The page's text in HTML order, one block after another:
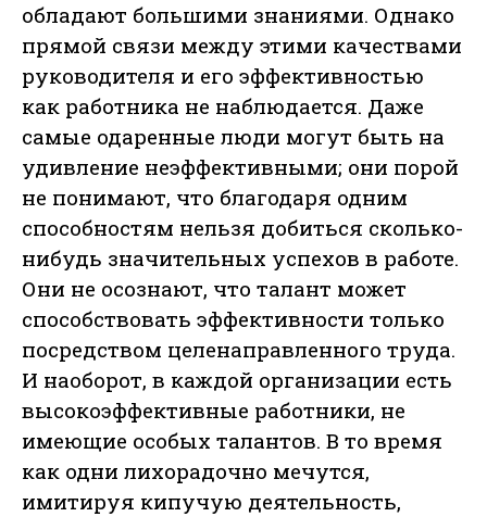
обладают большими знаниями. Однако
прямой связи между этими качествами
руководителя и его эффективностью
как работника не наблюдается. Даже
самые одаренные люди могут быть на
удивление неэффективными; они порой
не понимают, что благодаря одним
способностям нельзя добиться сколько-
нибудь значительных успехов в работе.
Они не осознают, что талант может
способствовать эффективности только
посредством целенаправленного труда.
И наоборот, в каждой организации есть
высокоэффективные работники, не
имеющие особых талантов. В то время
как одни лихорадочно мечутся,
имитируя кипучую деятельность,